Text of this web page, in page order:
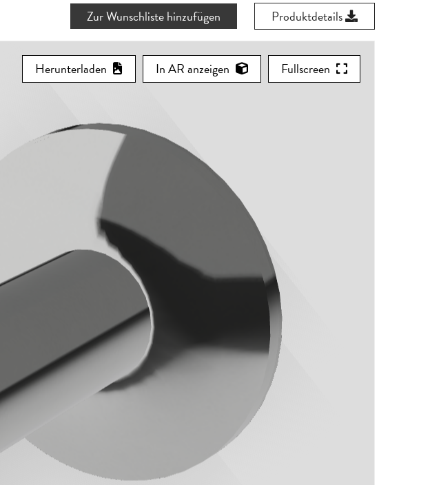
Zur Wunschliste hinzufügen Produktdetails